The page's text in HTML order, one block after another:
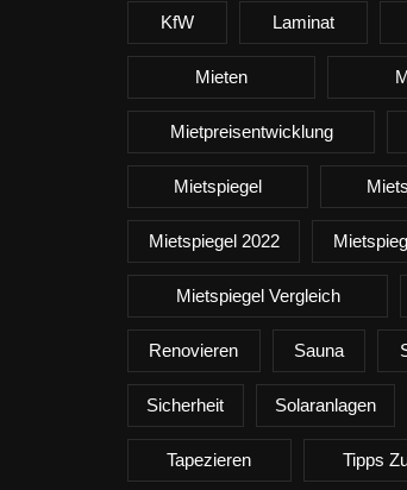
KfW Laminat
Mieten
Mietpreisentwicklung
Mietspiegel
Mietspiegel 2022
Mietspiegel Vergleich
Renovieren Sauna
Sicherheit Solaranlagen
Tapezieren Tipps